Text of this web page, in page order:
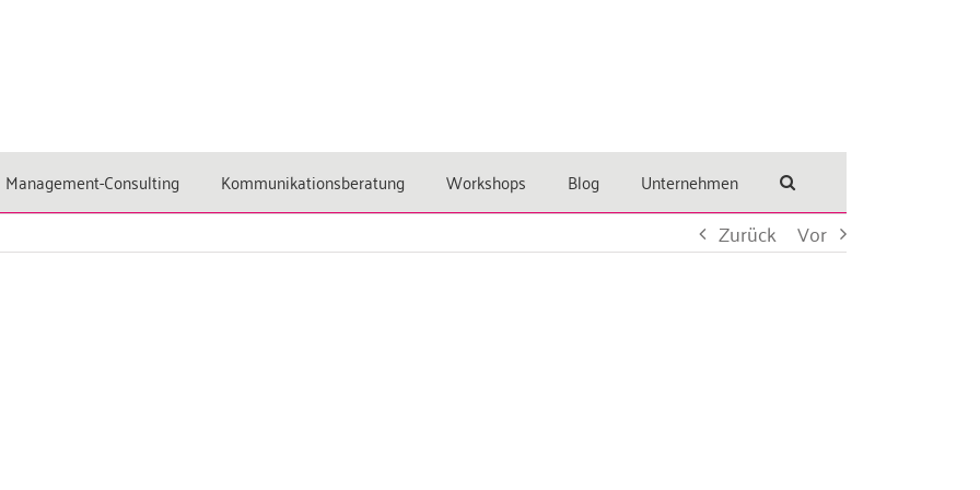
Management-Consulting Kommunikationsberatung Workshops Blog Unternehmen
Zurück Vor